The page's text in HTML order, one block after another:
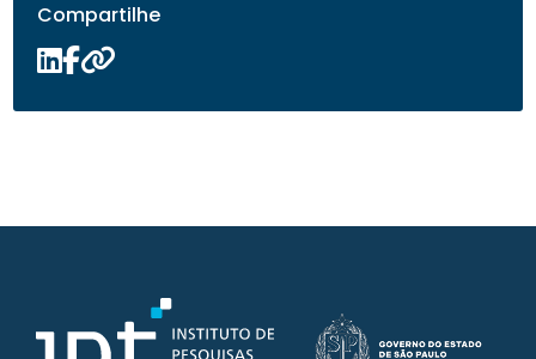
Compartilhe